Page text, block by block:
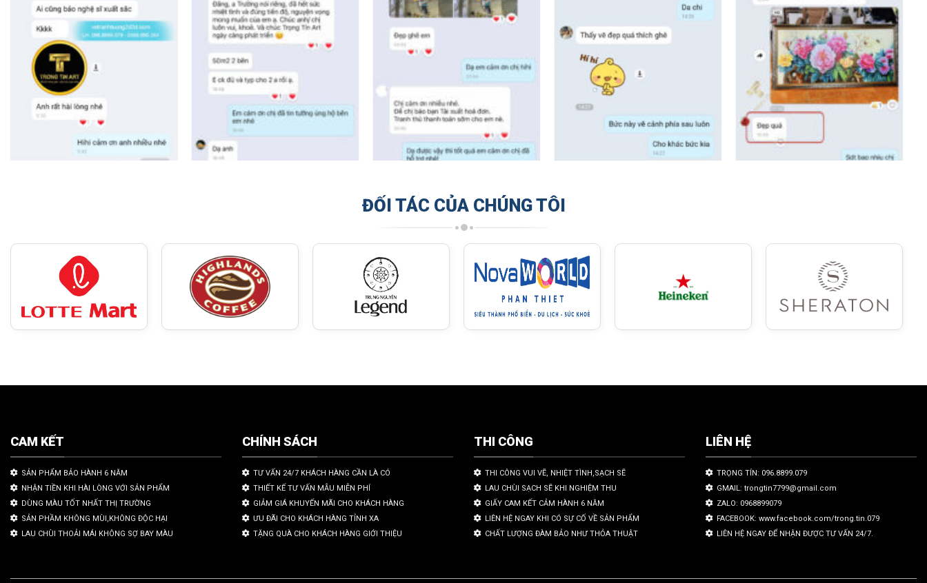
ĐỐI TÁC CỦA CHÚNG TÔI
CAM KẾT
SẢN PHẨM BẢO HÀNH 6 NĂM
NHẬN TIỀN KHI HÀI LÒNG VỚI SẢN PHẨM
DÙNG MÀU TỐT NHẤT THỊ TRƯỜNG
SẢN PHẦM KHÔNG MÙI,KHÔNG ĐỘC HẠI
LAU CHÙI THOẢI MÁI KHÔNG SỢ BAY MÀU
CHÍNH SÁCH
TƯ VẤN 24/7 KHÁCH HÀNG CẦN LÀ CÓ
THIẾT KẾ TƯ VẤN MẪU MIỄN PHÍ
GIẢM GIÁ KHUYẾN MÃI CHO KHÁCH HÀNG
ƯU ĐÃI CHO KHÁCH HÀNG TỈNH XA
TẶNG QUÀ CHO KHÁCH HÀNG GIỚI THIỆU
THI CÔNG
THI CÔNG VUI VẼ, NHIỆT TÌNH,SẠCH SẼ
LAU CHÙI SẠCH SẼ KHI NGHIỆM THU
GIẤY CAM KẾT CẢM HÀNH 6 NĂM
LIÊN HỆ NGAY KHI CÓ SỰ CỐ VỀ SẢN PHẨM
CHẤT LƯỢNG ĐÀM BẢO NHƯ THỎA THUẬT
LIÊN HỆ
TRỌNG TÍN: 096.8899.079
GMAIL: trongtin7799@gmail.com
ZALO: 0968899079
FACEBOOK: www.facebook.com/trong.tin.079
LIÊN HỆ NGAY ĐỂ NHẬN ĐƯỢC TƯ VẤN 24/7.